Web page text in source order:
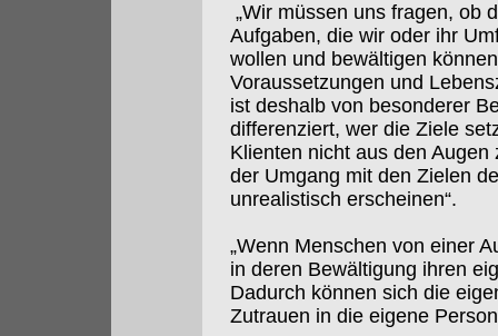
„Wir müssen uns fragen, ob
Aufgaben, die wir oder ihr
wollen und bewältigen
Voraussetzungen und
ist deshalb von besonderer
differenziert, wer die Ziele
Klienten nicht aus den
der Umgang mit den Zielen
unrealistisch erscheinen“.
„Wenn Menschen von einer
in deren Bewältigung ihren
Dadurch können sich die
Zutrauen in die eigene